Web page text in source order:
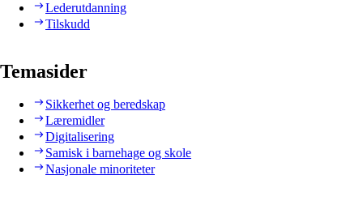
Lederutdanning
Tilskudd
Temasider
Sikkerhet og beredskap
Læremidler
Digitalisering
Samisk i barnehage og skole
Nasjonale minoriteter